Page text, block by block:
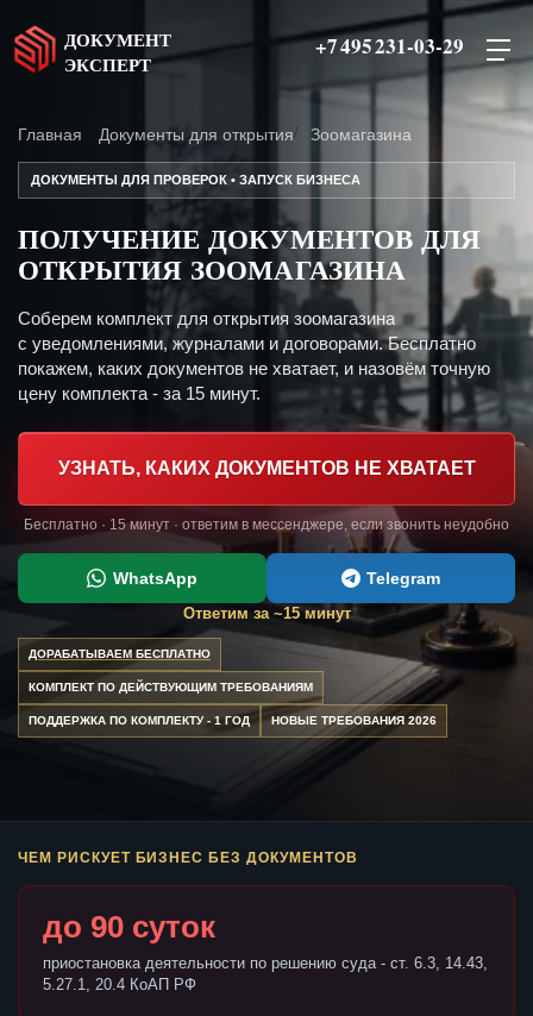
ДОКУМЕНТ
ЭКСПЕРТ
+7 495 231-03-29
Главная Документы для открытия Зоомагазина
ДОКУМЕНТЫ ДЛЯ ПРОВЕРОК • ЗАПУСК БИЗНЕСА
ПОЛУЧЕНИЕ ДОКУМЕНТОВ ДЛЯ
ОТКРЫТИЯ ЗООМАГАЗИНА
Соберем комплект для открытия зоомагазина
с уведомлениями, журналами и договорами. Бесплатно
покажем, каких документов не хватает, и назовём точную
цену комплекта - за 15 минут.
УЗНАТЬ, КАКИХ ДОКУМЕНТОВ НЕ ХВАТАЕТ
Бесплатно · 15 минут · ответим в мессенджере, если звонить неудобно
WhatsApp Telegram
Ответим за ~15 минут
ДОРАБАТЫВАЕМ БЕСПЛАТНО
КОМПЛЕКТ ПО ДЕЙСТВУЮЩИМ ТРЕБОВАНИЯМ
ПОДДЕРЖКА ПО КОМПЛЕКТУ - 1 ГОД НОВЫЕ ТРЕБОВАНИЯ 2026
ЧЕМ РИСКУЕТ БИЗНЕС БЕЗ ДОКУМЕНТОВ
до 90 суток
приостановка деятельности по решению суда - ст. 6.3, 14.43,
5.27.1, 20.4 КоАП РФ